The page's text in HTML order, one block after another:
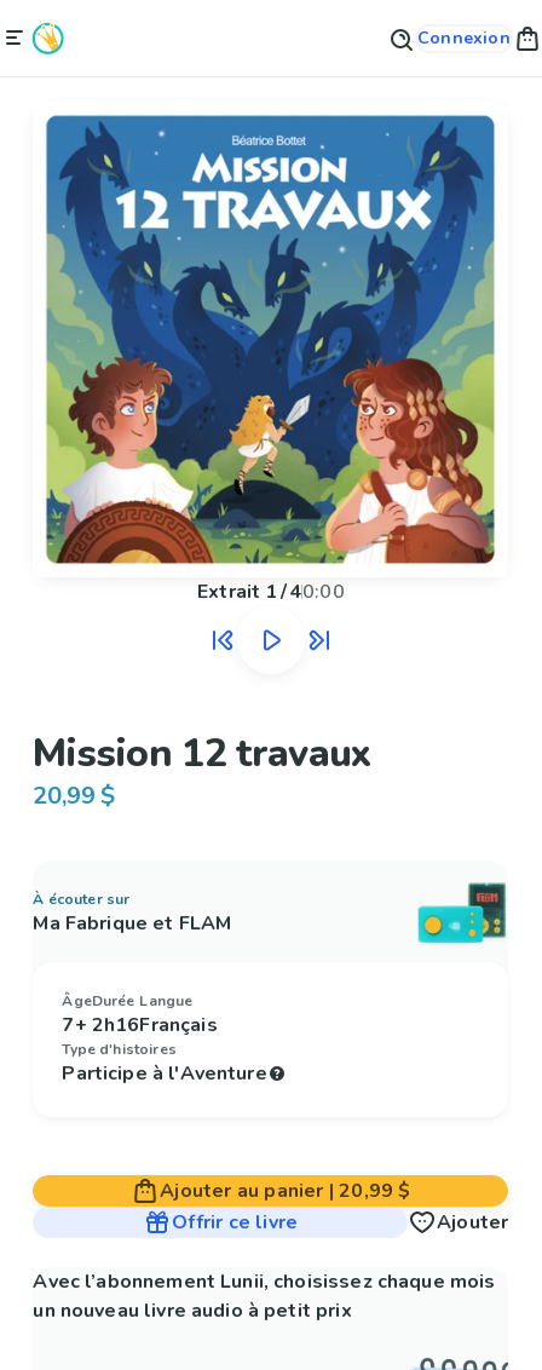
Connexion
Extrait 1/40:00
Mission 12 travaux
20,99 $
À écouter sur
Ma Fabrique et FLAM
Âge
7+
Durée
2h16
Langue
Français
Type d'histoires
Participe à l'Aventure
Ajouter au panier |20,99 $
Offrir ce livre
Ajouter
Avec l’abonnement Lunii, choisissez chaque mois
un nouveau livre audio à petit prix